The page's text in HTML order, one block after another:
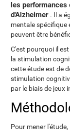
les
d'Alzheimer . Il a
mentale spécifique
peuvent être
C'est pourquoi il
la stimulation
cette étude est de
stimulation
par le biais de jeux
Pour mener